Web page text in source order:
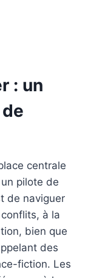
: un
centrale
pilote de
de naviguer
à la
bien que
des
fiction. Les